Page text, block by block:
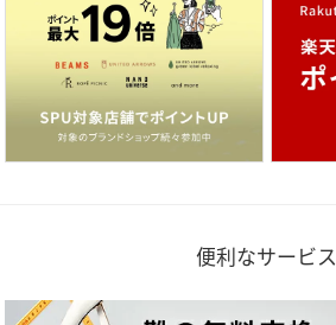
便利なサービス